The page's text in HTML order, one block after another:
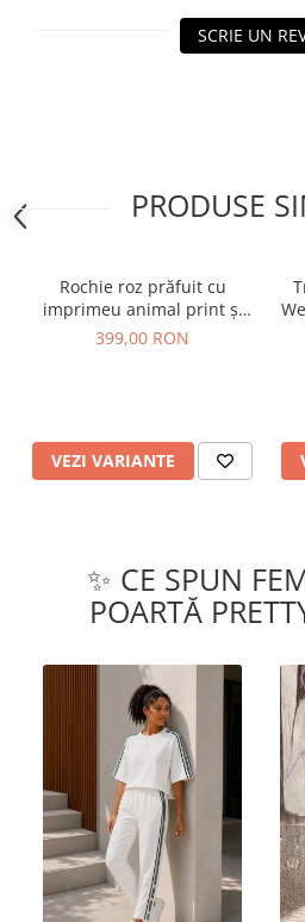
SCRIE UN
PRODUSE
Rochie roz prăfuit cu
imprimeu animal print și
curea
399,00 RON
VEZI VARIANTE
✨ CE SPUN
POARTĂ